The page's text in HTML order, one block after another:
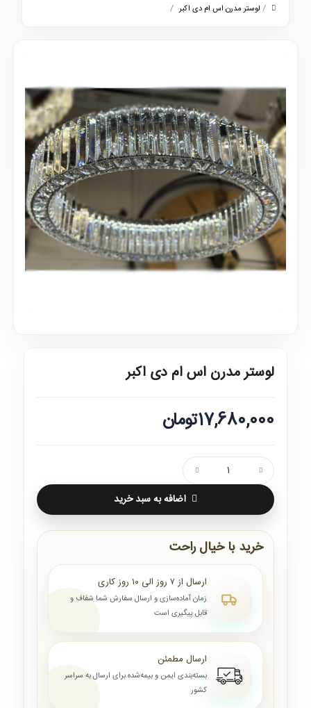
/ لوستر مدرن اس ام دی اکبر /
لوستر مدرن اس ام دی اکبر
17,680,000تومان
اضافه به سبد خرید
خرید با خیال راحت
ارسال از ۷ روز الی ۱۰ روز کاری
زمان آماده‌سازی و ارسال سفارش شما شفاف و
قابل پیگیری است
ارسال مطمئن
بسته‌بندی ایمن و بیمه‌شده برای ارسال به سراسر
کشور